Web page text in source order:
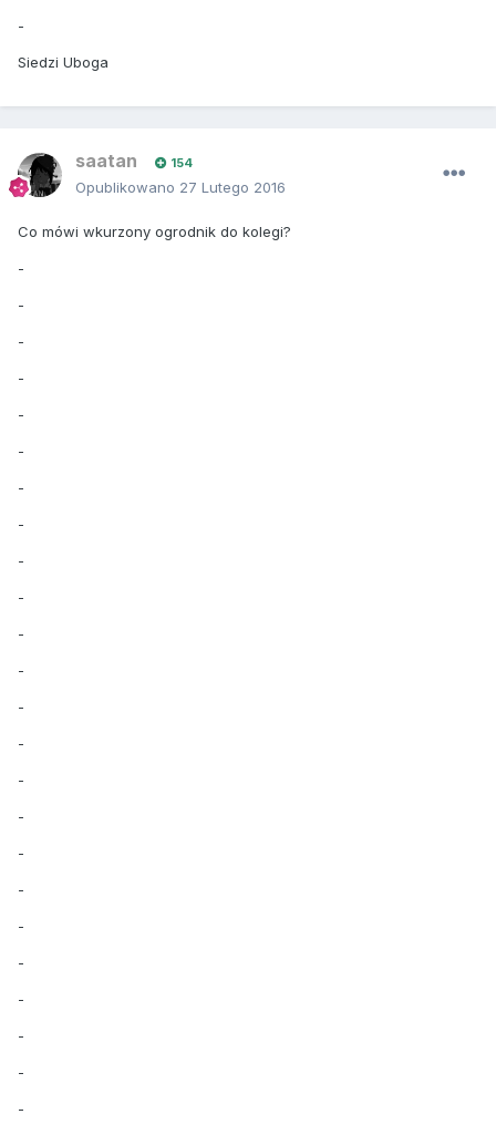
-
Siedzi Uboga
saatan 154
Opublikowano 27 Lutego 2016
Co mówi wkurzony ogrodnik do kolegi?
-
-
-
-
-
-
-
-
-
-
-
-
-
-
-
-
-
-
-
-
-
-
-
-